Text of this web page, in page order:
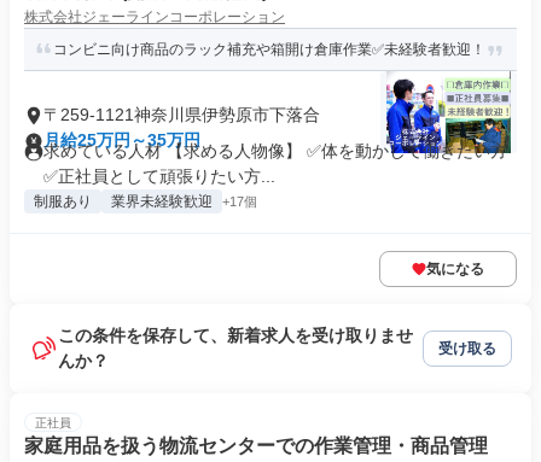
株式会社ジェーラインコーポレーション
コンビニ向け商品のラック補充や箱開け倉庫作業✅未経験者歓迎！
〒259-1121神奈川県伊勢原市下落合
月給25万円～35万円
求めている人材 【求める人物像】 ✅体を動かして働きたい方
✅正社員として頑張りたい方...
制服あり 業界未経験歓迎 +17個
気になる
この条件を保存して、新着求人を受け取りませ
んか？
受け取る
正社員
家庭用品を扱う物流センターでの作業管理・商品管理